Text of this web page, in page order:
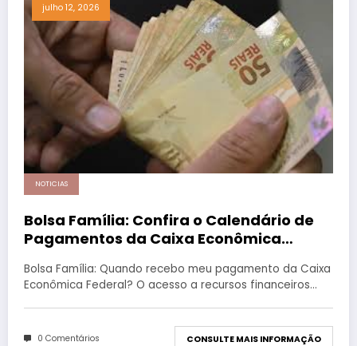
julho 12, 2026
NOTICIAS
Bolsa Família: Confira o Calendário de
Pagamentos da Caixa Econômica
Bolsa Família: Quando recebo meu pagamento da Caixa
Econômica Federal? O acesso a recursos financeiros…
0 Comentários CONSULTE MAIS INFORMAÇÃO